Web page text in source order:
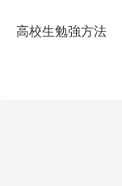
高校生勉強方法